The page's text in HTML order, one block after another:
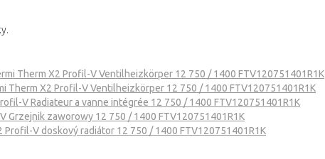
Therm X2 Profil-V Ventilheizkörper 12 750 / 1400 FTV120751401R1K
Therm X2 Profil-V Ventilheizkörper 12 750 / 1400 FTV120751401R1K
V Radiateur a vanne intégrée 12 750 / 1400 FTV120751401R1K
Grzejnik zaworowy 12 750 / 1400 FTV120751401R1K
Profil-V doskový radiátor 12 750 / 1400 FTV120751401R1K